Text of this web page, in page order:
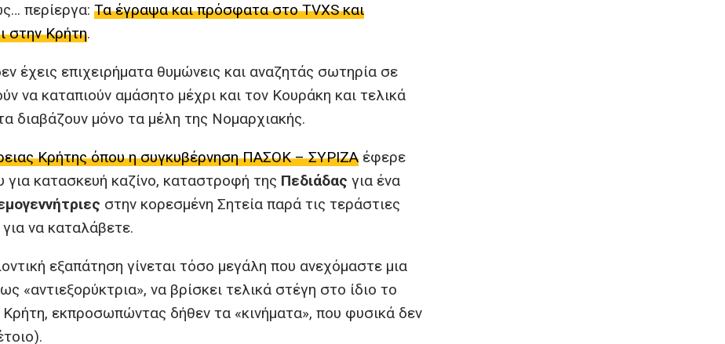
περίεργα: Τα έγραψα και πρόσφατα στο TVXS και
στην Κρήτη.
έχεις επιχειρήματα θυμώνεις και αναζητάς σωτηρία σε
να καταπιούν αμάσητο μέχρι και τον Κουράκη και τελικά
διαβάζουν μόνο τα μέλη της Νομαρχιακής.
Κρήτης όπου η συγκυβέρνηση ΠΑΣΟΚ – ΣΥΡΙΖΑ έφερε
για κατασκευή καζίνο, καταστροφή της Πεδιάδας για ένα
στην κορεσμένη Σητεία παρά τις τεράστιες
να καταλάβετε.
εξαπάτηση γίνεται τόσο μεγάλη που ανεχόμαστε μια
«αντιεξορύκτρια», να βρίσκει τελικά στέγη στο ίδιο το
εκπροσωπώντας δήθεν τα «κινήματα», που φυσικά δεν